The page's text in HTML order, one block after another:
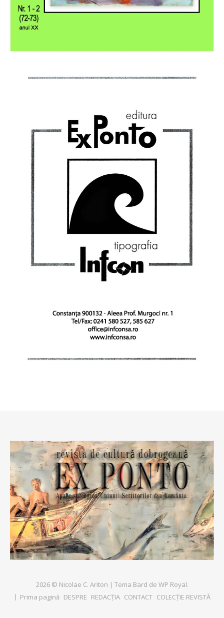
2026 © Nicolae C. Ariton | Tema Bard de WP Royal.
Prima pagină DESPRE REDACȚIA CONTACT COLECȚIE REVISTĂ